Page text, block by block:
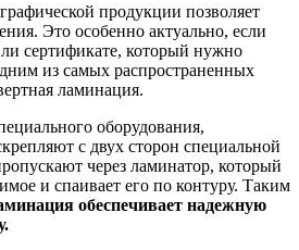
продукции позволяет
Это особенно актуально, если
сертификате, который нужно
из самых распространенных
ламинация.
оборудования,
с двух сторон специальной
через ламинатор, который
и спаивает его по контуру. Таким
обеспечивает надежную